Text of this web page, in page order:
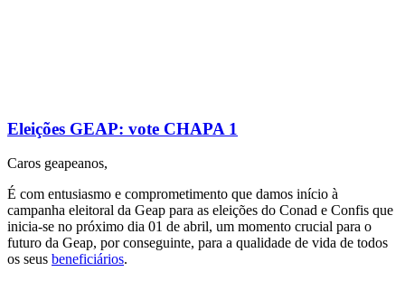
Eleições GEAP: vote CHAPA 1
Caros geapeanos,
É com entusiasmo e comprometimento que damos início à
campanha eleitoral da Geap para as eleições do Conad e Confis que
inicia-se no próximo dia 01 de abril, um momento crucial para o
futuro da Geap, por conseguinte, para a qualidade de vida de todos
os seus beneficiários.